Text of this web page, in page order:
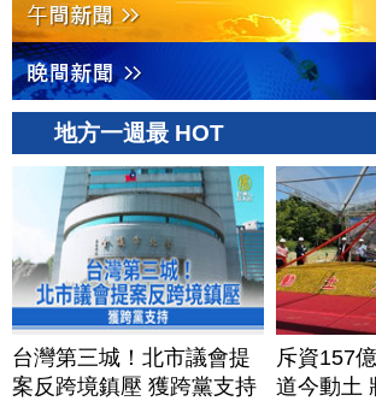
地方一週最 HOT
台灣第三城！北市議會提
案反跨境鎮壓 獲跨黨支持
斥資157
道今動土